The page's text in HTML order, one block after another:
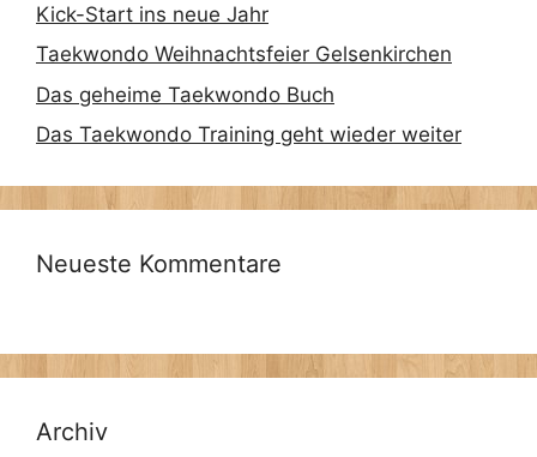
Kick-Start ins neue Jahr
Taekwondo Weihnachtsfeier Gelsenkirchen
Das geheime Taekwondo Buch
Das Taekwondo Training geht wieder weiter
Neueste Kommentare
Archiv